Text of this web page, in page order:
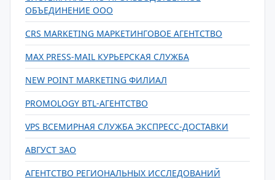
ОБЪЕДИНЕНИЕ ООО
CRS MARKETING МАРКЕТИНГОВОЕ АГЕНТСТВО
MAX PRESS-MAIL КУРЬЕРСКАЯ СЛУЖБА
NEW POINT MARKETING ФИЛИАЛ
PROMOLOGY BTL-АГЕНТСТВО
VPS ВСЕМИРНАЯ СЛУЖБА ЭКСПРЕСС-ДОСТАВКИ
АВГУСТ ЗАО
АГЕНТСТВО РЕГИОНАЛЬНЫХ ИССЛЕДОВАНИЙ